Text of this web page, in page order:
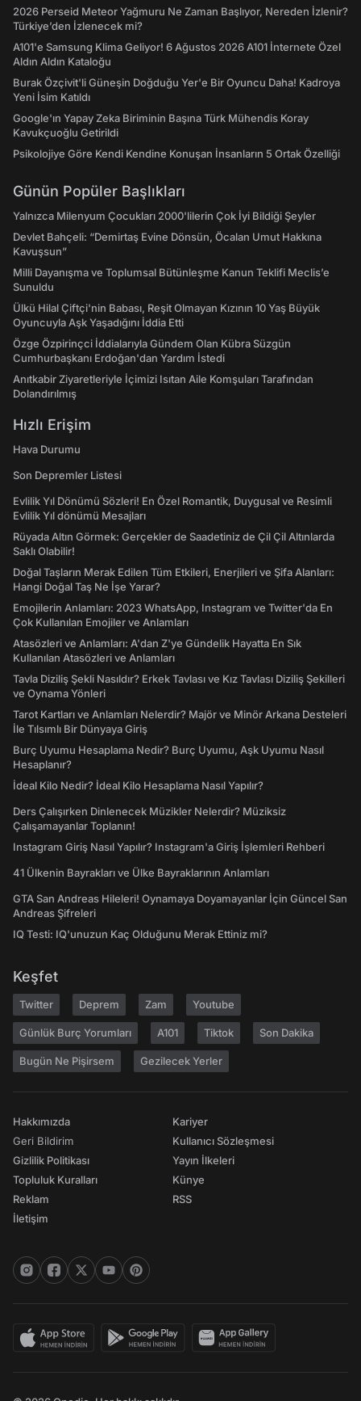
2026 Perseid Meteor Yağmuru Ne Zaman Başlıyor, Nereden İzlenir?
Türkiye’den İzlenecek mi?
A101'e Samsung Klima Geliyor! 6 Ağustos 2026 A101 İnternete Özel
Aldın Aldın Kataloğu
Burak Özçivit'li Güneşin Doğduğu Yer'e Bir Oyuncu Daha! Kadroya
Yeni İsim Katıldı
Google'ın Yapay Zeka Biriminin Başına Türk Mühendis Koray
Kavukçuoğlu Getirildi
Psikolojiye Göre Kendi Kendine Konuşan İnsanların 5 Ortak Özelliği
Günün Popüler Başlıkları
Yalnızca Milenyum Çocukları 2000'lilerin Çok İyi Bildiği Şeyler
Devlet Bahçeli: “Demirtaş Evine Dönsün, Öcalan Umut Hakkına
Kavuşsun”
Milli Dayanışma ve Toplumsal Bütünleşme Kanun Teklifi Meclis’e
Sunuldu
Ülkü Hilal Çiftçi'nin Babası, Reşit Olmayan Kızının 10 Yaş Büyük
Oyuncuyla Aşk Yaşadığını İddia Etti
Özge Özpirinçci İddialarıyla Gündem Olan Kübra Süzgün
Cumhurbaşkanı Erdoğan'dan Yardım İstedi
Anıtkabir Ziyaretleriyle İçimizi Isıtan Aile Komşuları Tarafından
Dolandırılmış
Hızlı Erişim
Hava Durumu
Son Depremler Listesi
Evlilik Yıl Dönümü Sözleri! En Özel Romantik, Duygusal ve Resimli
Evlilik Yıl dönümü Mesajları
Rüyada Altın Görmek: Gerçekler de Saadetiniz de Çil Çil Altınlarda
Saklı Olabilir!
Doğal Taşların Merak Edilen Tüm Etkileri, Enerjileri ve Şifa Alanları:
Hangi Doğal Taş Ne İşe Yarar?
Emojilerin Anlamları: 2023 WhatsApp, Instagram ve Twitter'da En
Çok Kullanılan Emojiler ve Anlamları
Atasözleri ve Anlamları: A'dan Z'ye Gündelik Hayatta En Sık
Kullanılan Atasözleri ve Anlamları
Tavla Diziliş Şekli Nasıldır? Erkek Tavlası ve Kız Tavlası Diziliş Şekilleri
ve Oynama Yönleri
Tarot Kartları ve Anlamları Nelerdir? Majör ve Minör Arkana Desteleri
İle Tılsımlı Bir Dünyaya Giriş
Burç Uyumu Hesaplama Nedir? Burç Uyumu, Aşk Uyumu Nasıl
Hesaplanır?
İdeal Kilo Nedir? İdeal Kilo Hesaplama Nasıl Yapılır?
Ders Çalışırken Dinlenecek Müzikler Nelerdir? Müziksiz
Çalışamayanlar Toplanın!
Instagram Giriş Nasıl Yapılır? Instagram'a Giriş İşlemleri Rehberi
41 Ülkenin Bayrakları ve Ülke Bayraklarının Anlamları
GTA San Andreas Hileleri! Oynamaya Doyamayanlar İçin Güncel San
Andreas Şifreleri
IQ Testi: IQ'unuzun Kaç Olduğunu Merak Ettiniz mi?
Keşfet
Twitter Deprem Zam Youtube
Günlük Burç Yorumları A101 Tiktok Son Dakika
Bugün Ne Pişirsem Gezilecek Yerler
Hakkımızda
Geri Bildirim
Gizlilik Politikası
Topluluk Kuralları
Reklam
İletişim
Kariyer
Kullanıcı Sözleşmesi
Yayın İlkeleri
Künye
RSS